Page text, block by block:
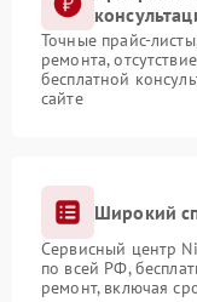
Точные прайс-
ремонта,
бесплатной
сайте
Широкий
Сервисный центр
по всей РФ,
ремонт, включая